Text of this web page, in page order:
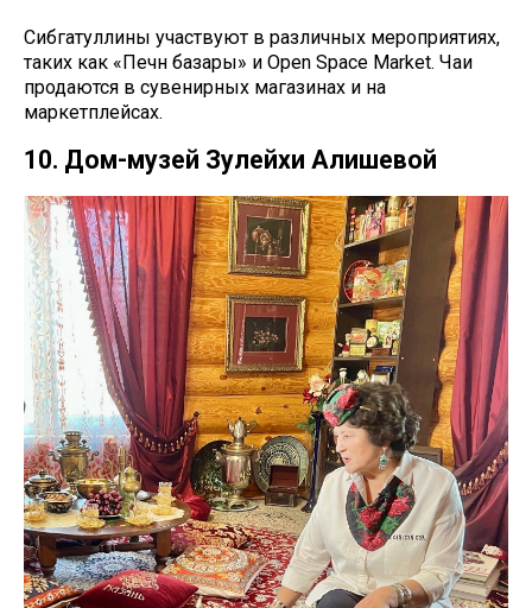
Сибгатуллины участвуют в различных мероприятиях,
таких как «Печән базары» и Open Space Market. Чаи
продаются в сувенирных магазинах и на
маркетплейсах.
10. Дом-музей Зулейхи Алишевой